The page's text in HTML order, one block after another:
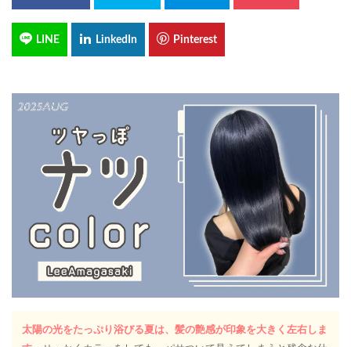
太陽の光をたっぷり浴びる夏は、髪の艶感が印象を大きく左右しま